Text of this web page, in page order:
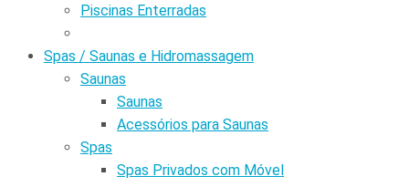
Piscinas Enterradas
Spas / Saunas e Hidromassagem
Saunas
Saunas
Acessórios para Saunas
Spas
Spas Privados com Móvel